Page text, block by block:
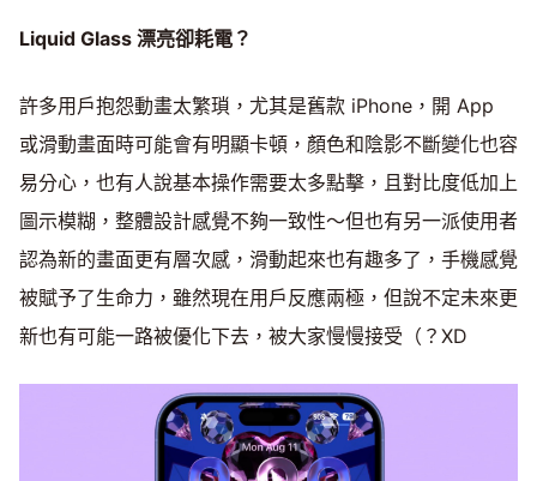
Liquid Glass 漂亮卻耗電？
許多用戶抱怨動畫太繁瑣，尤其是舊款 iPhone，開 App
或滑動畫面時可能會有明顯卡頓，顏色和陰影不斷變化也容
易分心，也有人說基本操作需要太多點擊，且對比度低加上
圖示模糊，整體設計感覺不夠一致性～但也有另一派使用者
認為新的畫面更有層次感，滑動起來也有趣多了，手機感覺
被賦予了生命力，雖然現在用戶反應兩極，但說不定未來更
新也有可能一路被優化下去，被大家慢慢接受（？XD